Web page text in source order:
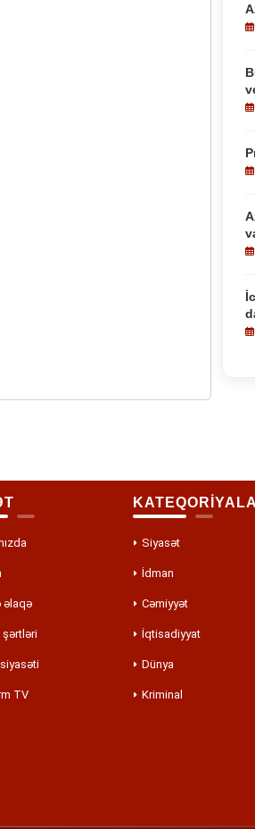
əlaqə
şərtləri
TV
Siyasət
İdman
Cəmiyyət
İqtisadiyyat
Dünya
Kriminal